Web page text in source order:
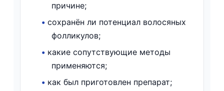
причине;
• сохранён ли потенциал волосяных
фолликулов;
• какие сопутствующие методы
применяются;
• как был приготовлен препарат;